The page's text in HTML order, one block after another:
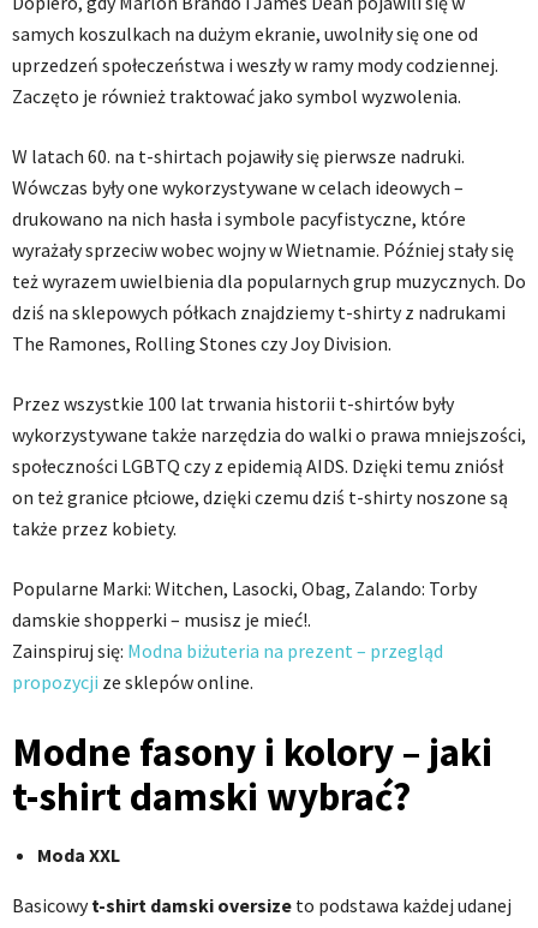
samych koszulkach na dużym ekranie, uwolniły się one od
uprzedzeń społeczeństwa i weszły w ramy mody codziennej.
Zaczęto je również traktować jako symbol wyzwolenia.
W latach 60. na t-shirtach pojawiły się pierwsze nadruki.
Wówczas były one wykorzystywane w celach ideowych –
drukowano na nich hasła i symbole pacyfistyczne, które
wyrażały sprzeciw wobec wojny w Wietnamie. Później stały się
też wyrazem uwielbienia dla popularnych grup muzycznych. Do
dziś na sklepowych półkach znajdziemy t-shirty z nadrukami
The Ramones, Rolling Stones czy Joy Division.
Przez wszystkie 100 lat trwania historii t-shirtów były
wykorzystywane także narzędzia do walki o prawa mniejszości,
społeczności LGBTQ czy z epidemią AIDS. Dzięki temu zniósł
on też granice płciowe, dzięki czemu dziś t-shirty noszone są
także przez kobiety.
Popularne Marki: Witchen, Lasocki, Obag, Zalando: Torby
damskie shopperki – musisz je mieć!.
Zainspiruj się: Modna biżuteria na prezent – przegląd
propozycji ze sklepów online.
Modne fasony i kolory – jaki
t-shirt damski wybrać?
Moda XXL
Basicowyt-shirt damski oversize to podstawa każdej udanej